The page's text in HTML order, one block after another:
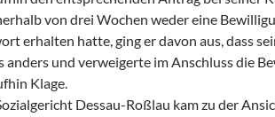
von drei Wochen weder eine
erhalten hatte, ging er davon aus, dass
anders und verweigerte im Anschluss die
Klage.
Dessau-Roßlau kam zu der